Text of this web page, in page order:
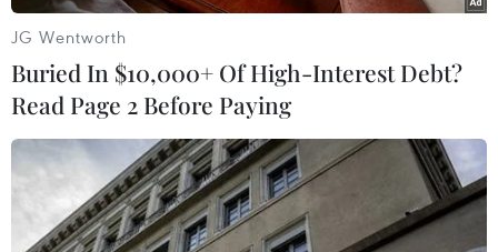
dân trong xã chuẩn bị đón Tết Nguyên đán Giáp
Thìn 2024.
Gần một tháng cắm bản, các cán bộ, chiến sỹ
tuyên truyền về đường lối của Đảng và pháp
luật của Nhà nước; tham gia làm đường, sửa
sang nhà cửa cho người dân và các điểm
trường, trạm y tế; định hướng giúp bà con phát
triển kinh tế, phòng trừ dịch bệnh, chống rét
JG Wentworth
Buried In $10,000+ Of High-Interest Debt?
Read Page 2 Before Paying